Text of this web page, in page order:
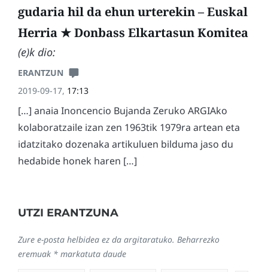
gudaria hil da ehun urterekin – Euskal
Herria ★ Donbass Elkartasun Komitea
(e)k dio:
ERANTZUN
2019-09-17, 17:13
[…] anaia Inoncencio Bujanda Zeruko ARGIAko
kolaboratzaile izan zen 1963tik 1979ra artean eta
idatzitako dozenaka artikuluen bilduma jaso du
hedabide honek haren […]
UTZI ERANTZUNA
Zure e-posta helbidea ez da argitaratuko. Beharrezko
eremuak * markatuta daude